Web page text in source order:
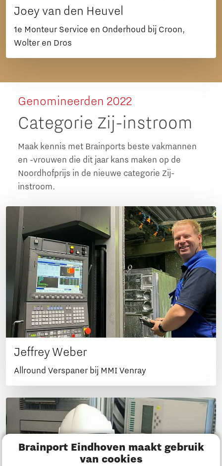
Brainport Eindhoven maakt gebruik
van cookies
Joey van den Heuvel
1e Monteur Service en Onderhoud bij Croon,
Wolter en Dros
Genomineerden 2022
Categorie Zij-instroom
Maak kennis met Brainports beste vakmannen
en -vrouwen die dit jaar kans maken op de
Noordhofprijs in de nieuwe categorie Zij-
instroom.
Jeffrey Weber
Allround Verspaner bij MMI Venray